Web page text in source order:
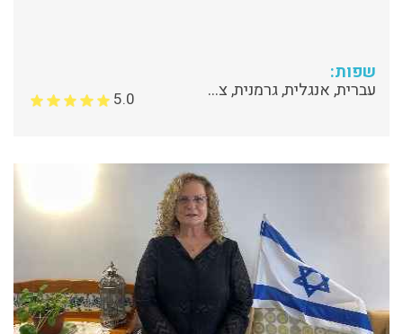
שפות:
עברית, אנגלית, גרמנית, צרפתית 5.0